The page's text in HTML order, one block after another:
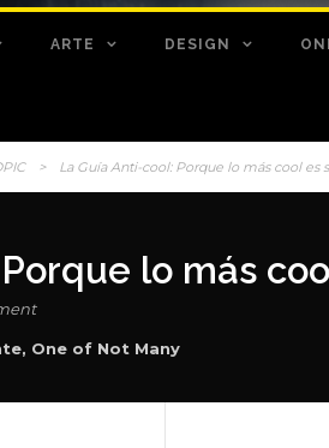
ARTE DESIGN
> La Guía Anti-cool: Porque lo más cool es
lo más
, One of Not Many